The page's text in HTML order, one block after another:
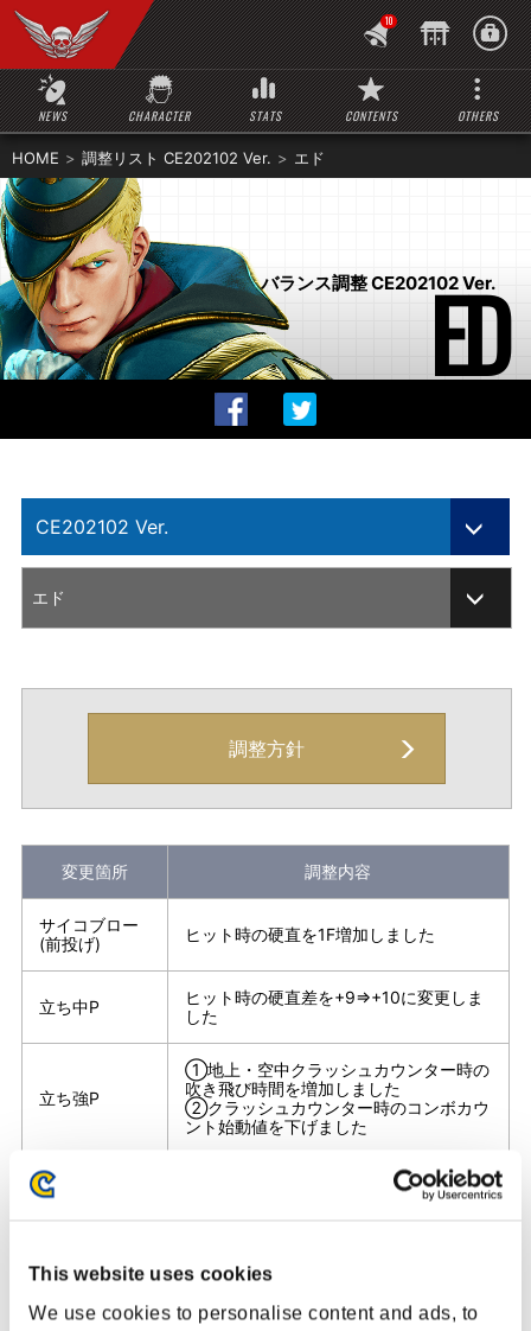
This website uses cookies
We use cookies to personalise content and ads, to
NEWS CHARACTER STATS CONTENTS OTHERS
10
HOME 調整リスト CE202102 Ver. エド
バランス調整 CE202102 Ver.
ED
CE202102 Ver.
201804 Ver.
CE202002 Ver.
CE202102 Ver.
CE202203 Ver.
エド
調整方針
変更箇所 調整内容
サイコブロー
(前投げ)
ヒット時の硬直を1F増加しました
立ち中P
ヒット時の硬直差を+9⇒+10に変更しま
した
立ち強P
①地上・空中クラッシュカウンター時の
吹き飛び時間を増加しました
②クラッシュカウンター時のコンボカウ
ント始動値を下げました
立ち強K
①攻撃発生を15F⇒14Fに変更しました
②全体動作を40F⇒39Fに変更しました
攻撃持続発生1F前～攻撃持続終了までの
定を付与しました